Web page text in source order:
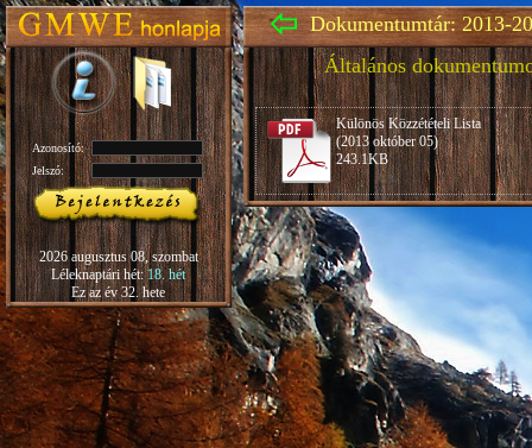
Azonosító:
Jelszó:
2026 augusztus 08, szombat
Léleknaptári hét:18. hét
Ez az év 32. hete
Dokumentumtár: 2013-
Általános
Különös Közzétételi Lista
(2013 október 05)
243.1KB